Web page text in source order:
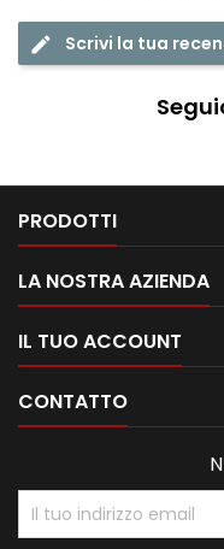
edit Scrivi la tua
PRODOTTI
LA NOSTRA AZIENDA
IL TUO ACCOUNT
CONTATTO